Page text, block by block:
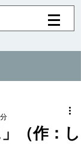
（作：し